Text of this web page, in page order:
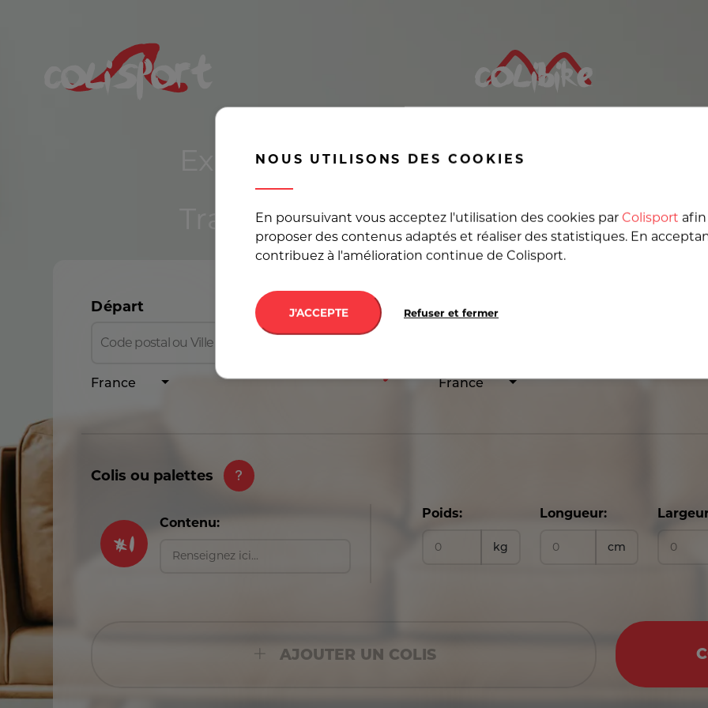
NOUS UTILISONS DES COOKIES
En poursuivant vous acceptez l'utilisation des cookies par Colisport
proposer des contenus adaptés et réaliser des statistiques. En
contribuez à l'amélioration continue de Colisport.
J'ACCEPTE Refuser et fermer
Expédier un canapé, Livraison d'un
Transport au meilleur prix en
Départ
France
Destination
France
Colis ou palettes
#1 Contenu:
Poids:
kg
Longueur:
cm
AJOUTER UN COLIS